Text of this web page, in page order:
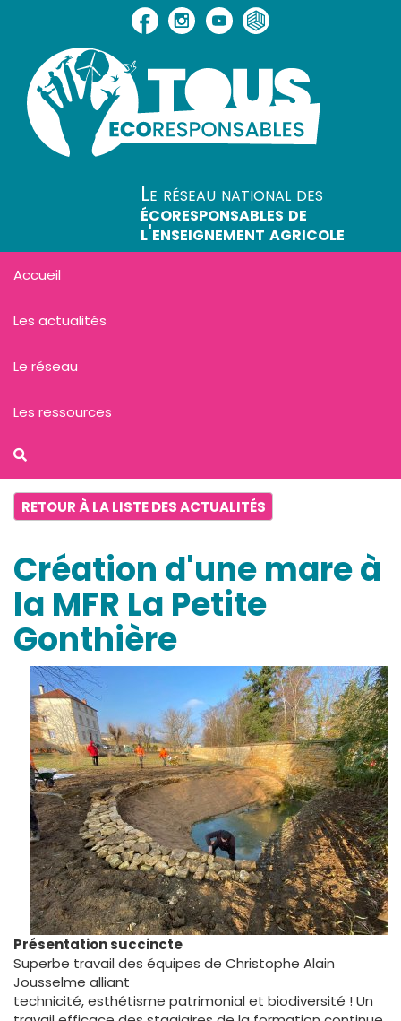
RETOUR À LA LISTE DES ACTUALITÉS
Création d'une mare à
la MFR La Petite
Gonthière
Présentation succincte
Superbe travail des équipes de Christophe Alain
Jousselme alliant
technicité, esthétisme patrimonial et biodiversité ! Un
Le réseau national des
écoresponsables de
l'enseignement agricole
Accueil
Les actualités
Le réseau
Les ressources